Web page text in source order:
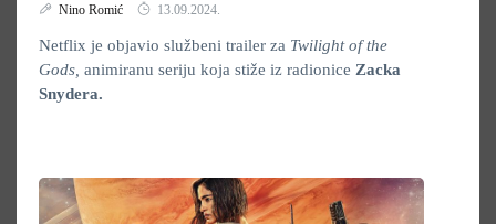
Nino Romić 13.09.2024.
Netflix je objavio službeni trailer za Twilight of the
Gods, animiranu seriju koja stiže iz radionice Zacka
Snydera.